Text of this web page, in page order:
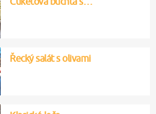
Řecký salát s olivami